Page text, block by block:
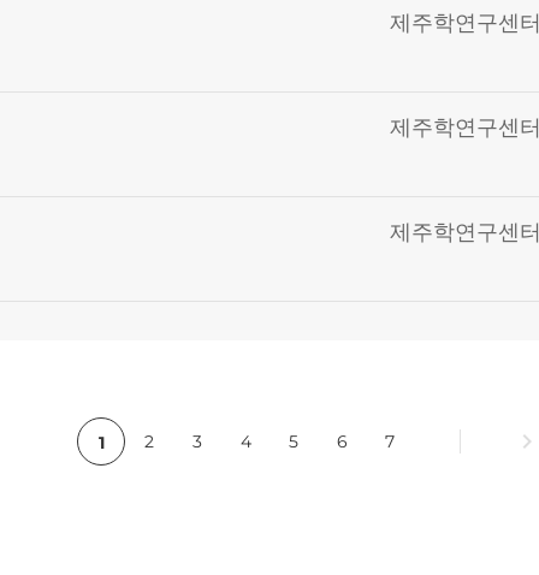
제주학연구센터
제주학연구센터
제주학연구센터
1 2 3 4 5 6 7 chevron_right